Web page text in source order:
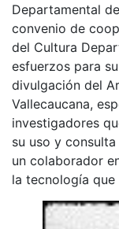
Departamental
convenio de
del Cultura
esfuerzos para
divulgación del
Vallecaucana,
investigadores
su uso y
un colaborador
la tecnología